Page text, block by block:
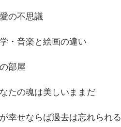
の不思議
・音楽と絵画の違い
部屋
たの魂は美しいままだ
幸せならば過去は忘れられる